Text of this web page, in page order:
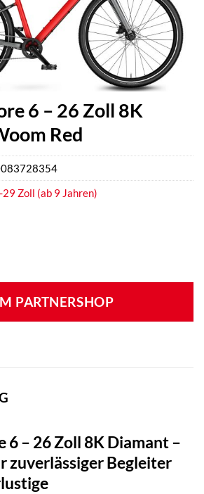
6 – 26 Zoll 8K
Red
PARTNERSHOP
29 Zoll (ab 9 Jahren)
6 – 26 Zoll 8K Diamant –
zuverlässiger Begleiter